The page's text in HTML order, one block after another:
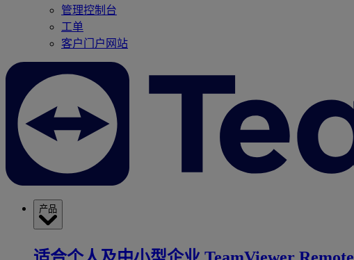
管理控制台
工单
客户门户网站
产品